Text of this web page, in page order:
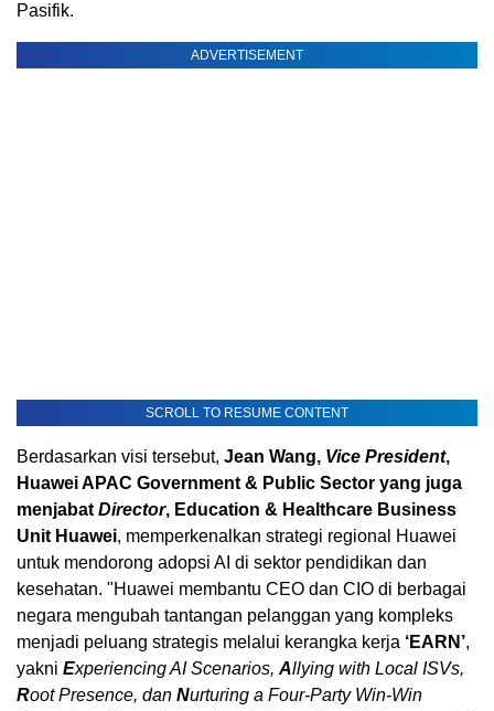
Pasifik.
ADVERTISEMENT
SCROLL TO RESUME CONTENT
Berdasarkan visi tersebut, Jean Wang, Vice President,
Huawei APAC Government & Public Sector yang juga
menjabat Director, Education & Healthcare Business
Unit Huawei, memperkenalkan strategi regional Huawei
untuk mendorong adopsi AI di sektor pendidikan dan
kesehatan. "Huawei membantu CEO dan CIO di berbagai
negara mengubah tantangan pelanggan yang kompleks
menjadi peluang strategis melalui kerangka kerja ‘EARN’,
yakni Experiencing AI Scenarios, Allying with Local ISVs,
Root Presence, dan Nurturing a Four-Party Win-Win